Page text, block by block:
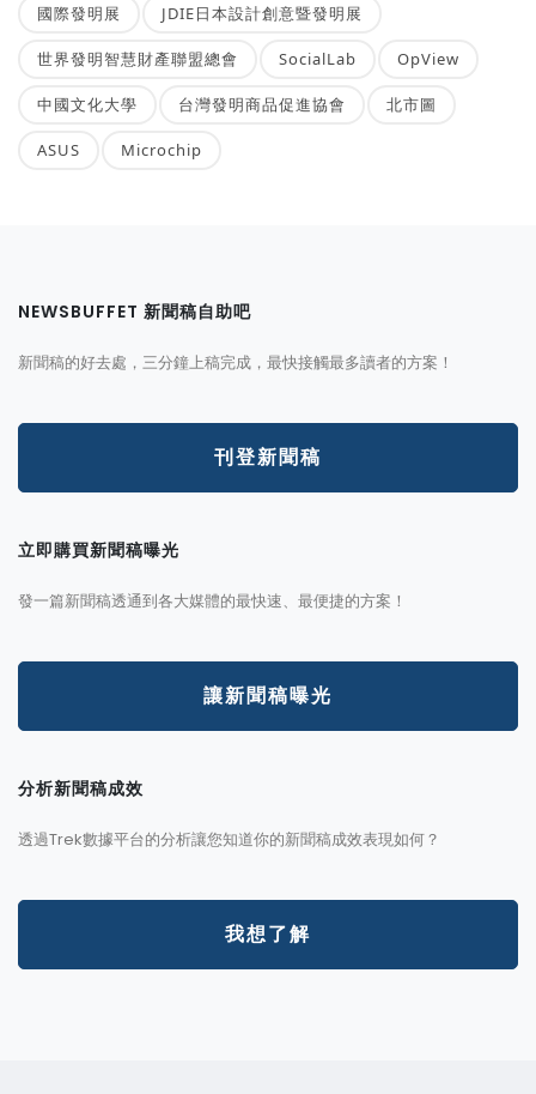
國際發明展 JDIE日本設計創意暨發明展
世界發明智慧財產聯盟總會 SocialLab OpView
中國文化大學 台灣發明商品促進協會 北市圖
ASUS Microchip
NEWSBUFFET 新聞稿自助吧
新聞稿的好去處，三分鐘上稿完成，最快接觸最多讀者的方案！
刊登新聞稿
立即購買新聞稿曝光
發一篇新聞稿透通到各大媒體的最快速、最便捷的方案！
讓新聞稿曝光
分析新聞稿成效
透過Trek數據平台的分析讓您知道你的新聞稿成效表現如何？
我想了解